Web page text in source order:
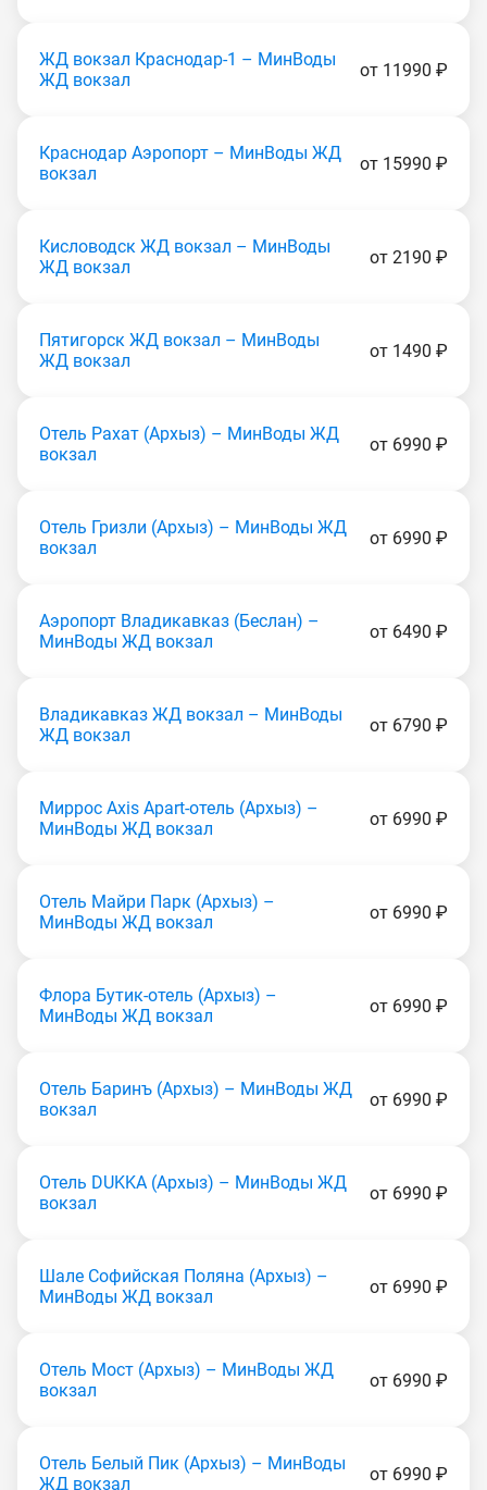
ЖД вокзал Краснодар-1 – МинВоды
ЖД вокзал
от 11990 ₽
Краснодар Аэропорт – МинВоды ЖД
вокзал
от 15990 ₽
Кисловодск ЖД вокзал – МинВоды
ЖД вокзал
от 2190 ₽
Пятигорск ЖД вокзал – МинВоды
ЖД вокзал
от 1490 ₽
Отель Рахат (Apxыз) – МинВоды ЖД
вокзал
от 6990 ₽
Отель Гризли (Apxыз) – МинВоды ЖД
вокзал
от 6990 ₽
Аэропорт Владикавказ (Беслан) –
МинВоды ЖД вокзал
от 6490 ₽
Владикавказ ЖД вокзал – МинВоды
ЖД вокзал
от 6790 ₽
Миррос Axis Apart-отель (Apxыз) –
МинВоды ЖД вокзал
от 6990 ₽
Отель Майри Парк (Apxыз) –
МинВоды ЖД вокзал
от 6990 ₽
Флора Бутик-отель (Apxыз) –
МинВоды ЖД вокзал
от 6990 ₽
Отель Баринъ (Apxыз) – МинВоды ЖД
вокзал
от 6990 ₽
Отель DUKKA (Apxыз) – МинВоды ЖД
вокзал
от 6990 ₽
Шале Софийская Поляна (Apxыз) –
МинВоды ЖД вокзал
от 6990 ₽
Отель Мост (Apxыз) – МинВоды ЖД
вокзал
от 6990 ₽
Отель Белый Пик (Apxыз) – МинВоды
ЖД вокзал
от 6990 ₽